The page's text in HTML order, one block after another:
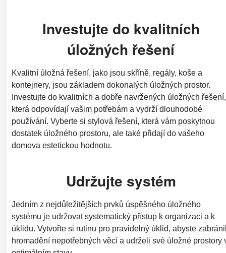
Investujte do kvalitních
úložných řešení
Kvalitní úložná řešení, jako jsou skříně, regály, koše a
kontejnery, jsou základem dokonalých úložných prostor.
Investujte do kvalitních a dobře navržených úložných řešení,
která odpovídají vašim potřebám a vydrží dlouhodobé
používání. Vyberte si stylová řešení, která vám poskytnou
dostatek úložného prostoru, ale také přidají do vašeho
domova estetickou hodnotu.
Udržujte systém
Jedním z nejdůležitějších prvků úspěšného úložného
systému je udržovat systematický přístup k organizaci a k
úklidu. Vytvořte si rutinu pro pravidelný úklid, abyste
hromadění nepotřebných věcí a udrželi své úložné prostory